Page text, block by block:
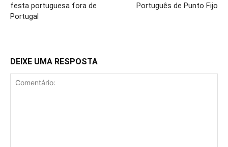
festa portuguesa fora de
Portugal
Português de Punto Fijo
DEIXE UMA RESPOSTA